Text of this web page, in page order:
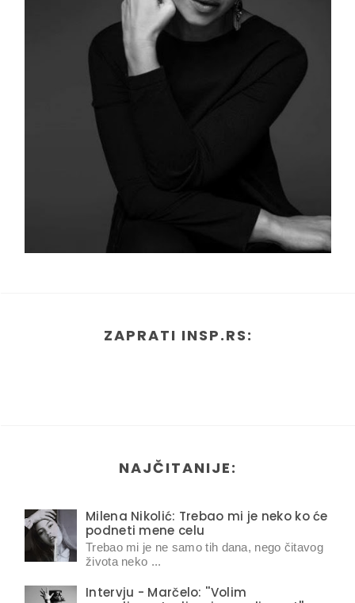
ZAPRATI INSP.RS:
NAJČITANIJE:
Milena Nikolić: Trebao mi je neko ko će
podneti mene celu
Trebao mi je ne samo tih dana, nego čitavog
života neko ...
Intervju - Marčelo: ''Volim